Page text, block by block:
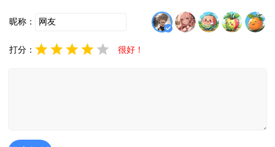
昵称：
打分： 很好！